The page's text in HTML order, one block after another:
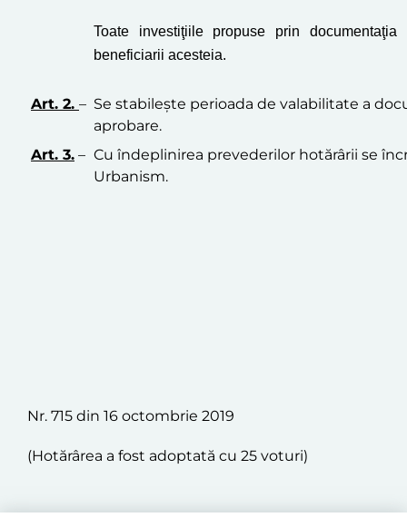
Toate investiţiile propuse prin
beneficiarii acesteia.
Art. 2. – Se stabileşte perioada de valabilitate a
aprobare.
Art. 3. – Cu îndeplinirea prevederilor hotărârii se
Urbanism.
Nr. 715 din 16 octombrie 2019
(Hotărârea a fost adoptată cu 25 voturi)